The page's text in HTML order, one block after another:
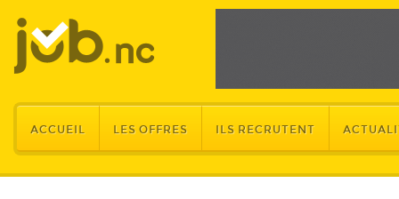
ACCUEIL LES OFFRES ILS RECRUTENT